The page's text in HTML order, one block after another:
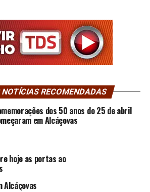
RECOMENDADAS
dos 50 anos do 25 de abril
em Alcáçovas
hoje as portas ao
Alcáçovas